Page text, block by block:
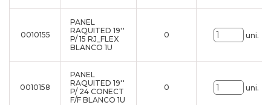
0010155
PANEL
RAQUITED 19''
P/ 15 RJ_FLEX
BLANCO 1U
0 uni.
0010158
PANEL
RAQUITED 19''
P/ 24 CONECT
F/F BLANCO 1U
0 uni.